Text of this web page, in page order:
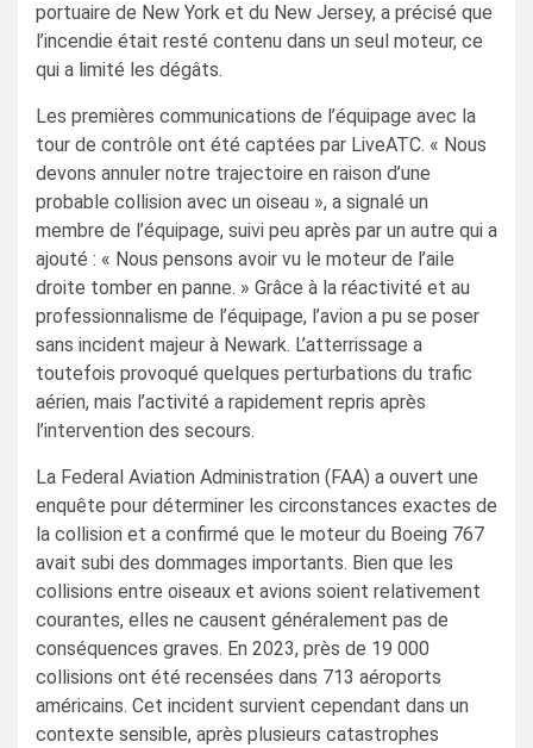
portuaire de New York et du New Jersey, a précisé que
l’incendie était resté contenu dans un seul moteur, ce
qui a limité les dégâts.
Les premières communications de l’équipage avec la
tour de contrôle ont été captées par LiveATC. « Nous
devons annuler notre trajectoire en raison d’une
probable collision avec un oiseau », a signalé un
membre de l’équipage, suivi peu après par un autre qui a
ajouté : « Nous pensons avoir vu le moteur de l’aile
droite tomber en panne. » Grâce à la réactivité et au
professionnalisme de l’équipage, l’avion a pu se poser
sans incident majeur à Newark. L’atterrissage a
toutefois provoqué quelques perturbations du trafic
aérien, mais l’activité a rapidement repris après
l’intervention des secours.
La Federal Aviation Administration (FAA) a ouvert une
enquête pour déterminer les circonstances exactes de
la collision et a confirmé que le moteur du Boeing 767
avait subi des dommages importants. Bien que les
collisions entre oiseaux et avions soient relativement
courantes, elles ne causent généralement pas de
conséquences graves. En 2023, près de 19 000
collisions ont été recensées dans 713 aéroports
américains. Cet incident survient cependant dans un
contexte sensible, après plusieurs catastrophes